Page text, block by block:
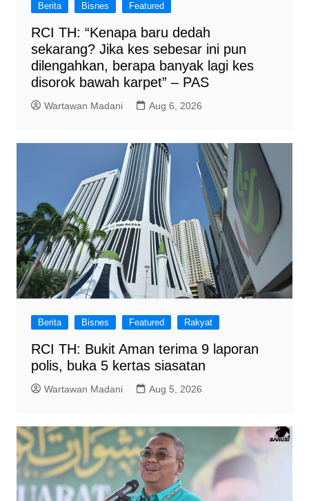
Berita Bisnes Featured
RCI TH: “Kenapa baru dedah
sekarang? Jika kes sebesar ini pun
dilengahkan, berapa banyak lagi kes
disorok bawah karpet” – PAS
Wartawan Madani Aug 6, 2026
Berita Bisnes Featured Rakyat
RCI TH: Bukit Aman terima 9 laporan
polis, buka 5 kertas siasatan
Wartawan Madani Aug 5, 2026